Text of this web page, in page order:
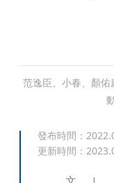
范逸臣、小春、顏
發布時間：
更新時間：